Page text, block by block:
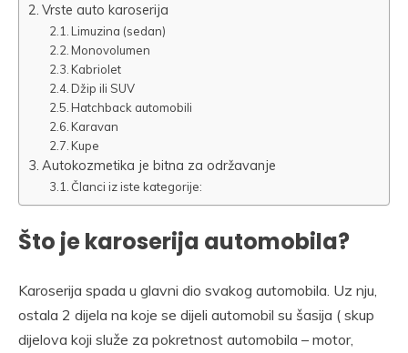
Vrste auto karoserija
Limuzina (sedan)
Monovolumen
Kabriolet
Džip ili SUV
Hatchback automobili
Karavan
Kupe
Autokozmetika je bitna za održavanje
Članci iz iste kategorije:
Što je karoserija automobila?
Karoserija spada u glavni dio svakog automobila. Uz nju,
ostala 2 dijela na koje se dijeli automobil su šasija ( skup
dijelova koji služe za pokretnost automobila – motor,